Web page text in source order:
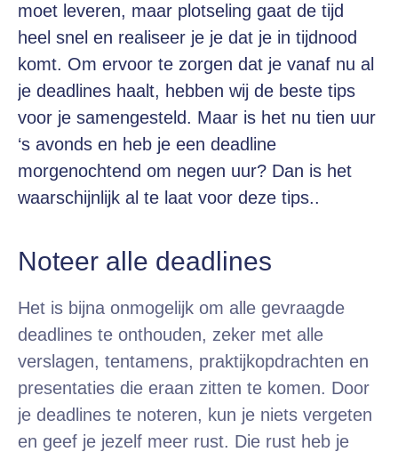
moet leveren, maar plotseling gaat de tijd
heel snel en realiseer je je dat je in tijdnood
komt. Om ervoor te zorgen dat je vanaf nu al
je deadlines haalt, hebben wij de beste tips
voor je samengesteld. Maar is het nu tien uur
‘s avonds en heb je een deadline
morgenochtend om negen uur? Dan is het
waarschijnlijk al te laat voor deze tips..
Noteer alle deadlines
Het is bijna onmogelijk om alle gevraagde
deadlines te onthouden, zeker met alle
verslagen, tentamens, praktijkopdrachten en
presentaties die eraan zitten te komen. Door
je deadlines te noteren, kun je niets vergeten
en geef je jezelf meer rust. Die rust heb je